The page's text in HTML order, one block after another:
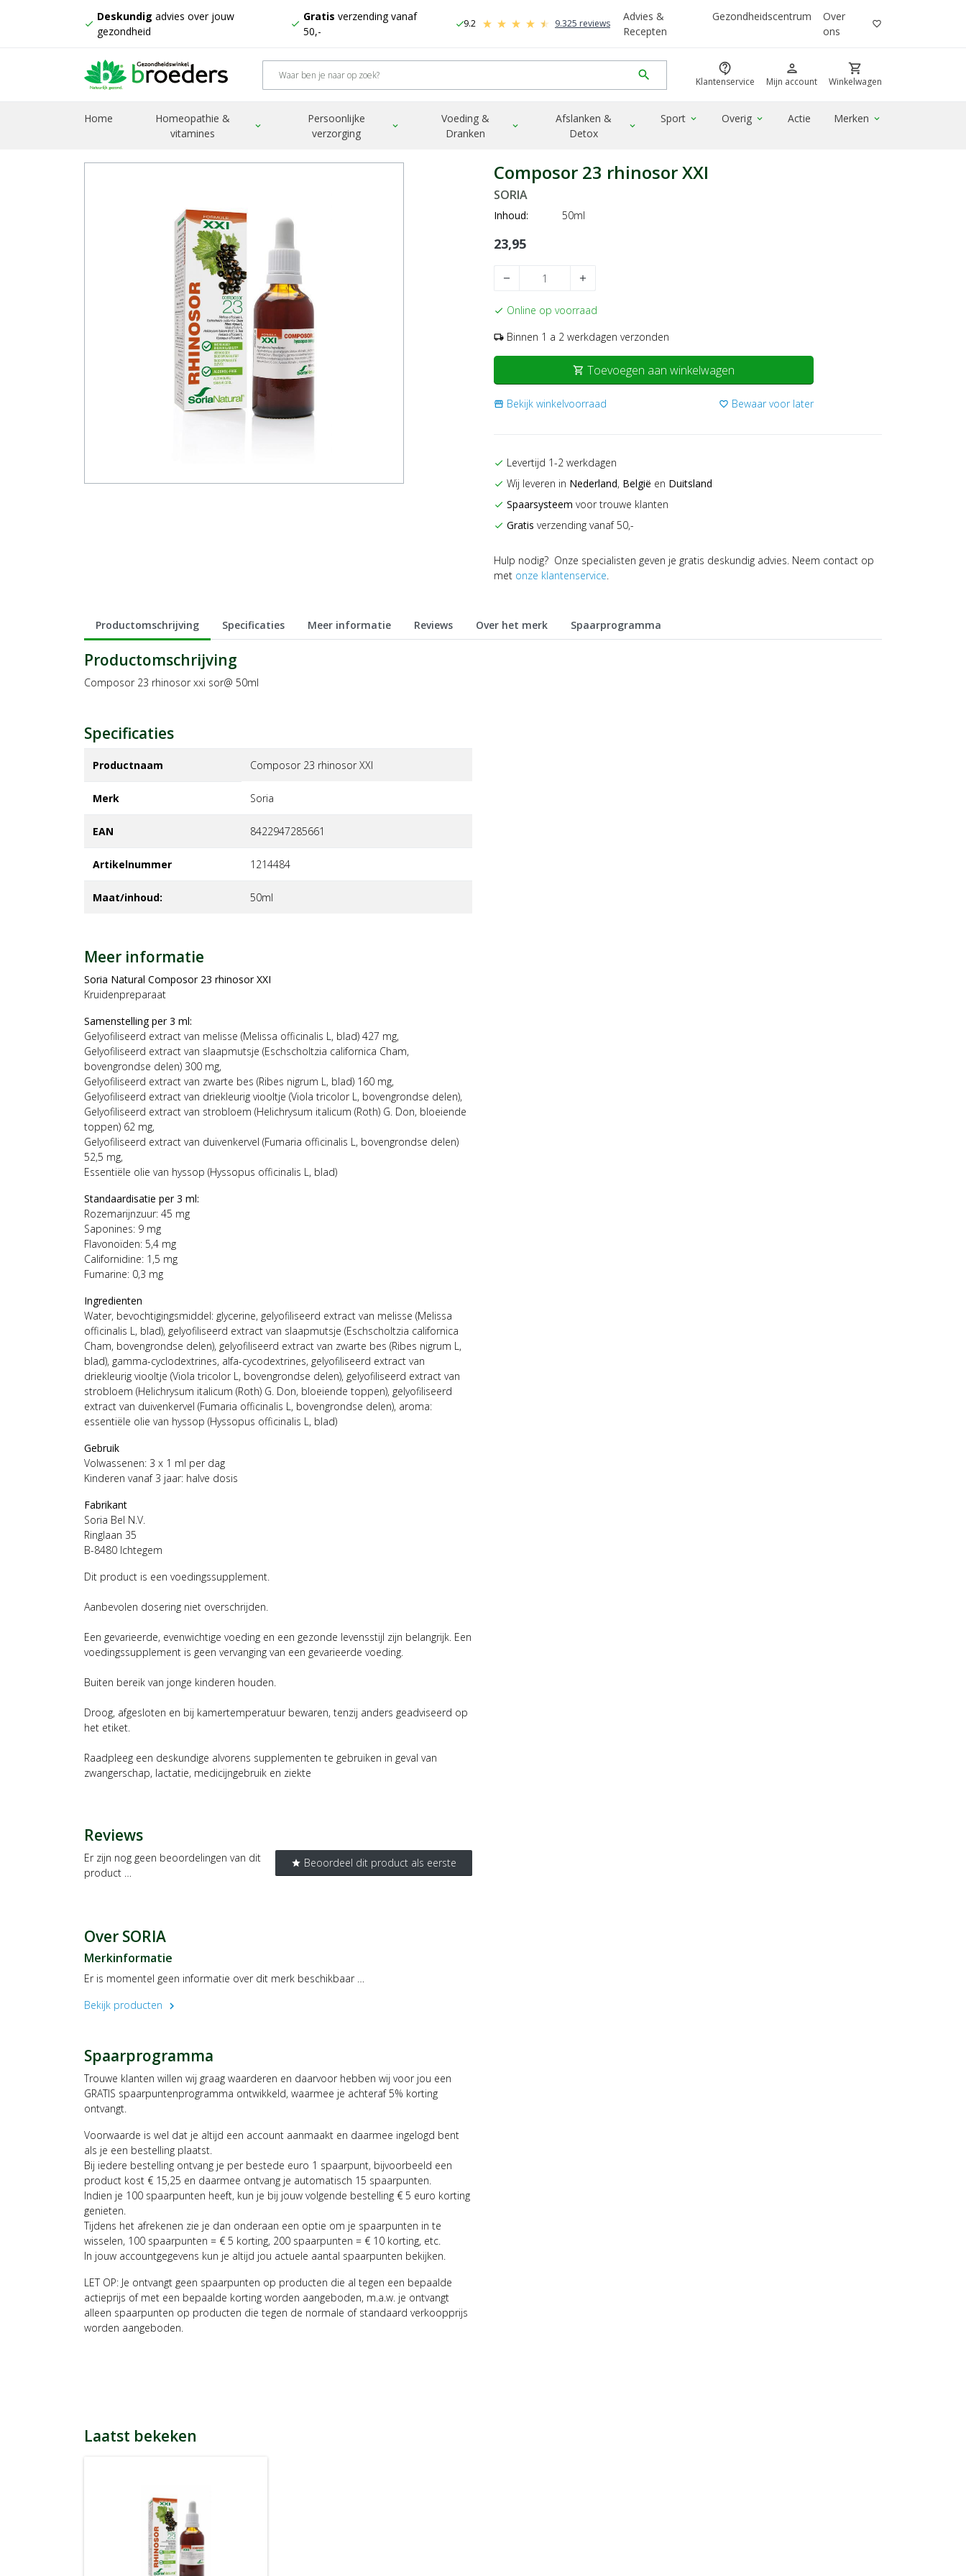
check
Deskundig advies over jouw
gezondheid
check
Gratis verzending vanaf
50,-
check9.2 9.325 reviews
Advies &
Recepten
Gezondheidscentrum
Over
ons
favorite_border
search contact_support
Klantenservice
person
Mijn account
shopping_cart
Winkelwagen
Home
Homeopathie &
vitamines
expand_more
Persoonlijke
verzorging
expand_more
Voeding &
Dranken
expand_more
Afslanken &
Detox
expand_more
Sport expand_more Overig expand_more Actie Merken expand_more
Home Producten Composor 23 rhinosor XXI
Composor 23 rhinosor XXI
SORIA
Inhoud: 50ml
23,95
remove add
check Online op voorraad
local_shipping Binnen 1 a 2 werkdagen verzonden
shopping_cart Toevoegen aan winkelwagen
storefront Bekijk winkelvoorraad favorite_border Bewaar voor later
check Levertijd 1-2 werkdagen
check Wij leveren in Nederland, België en Duitsland
check Spaarsysteem voor trouwe klanten
check Gratis verzending vanaf 50,-
Hulp nodig? Onze specialisten geven je gratis deskundig advies. Neem contact op
met onze klantenservice.
Productomschrijving Specificaties Meer informatie Reviews Over het merk Spaarprogramma
Productomschrijving
Composor 23 rhinosor xxi sor@ 50ml
Specificaties
Productnaam Composor 23 rhinosor XXI
Merk soria
EAN 8422947285661
Artikelnummer 1214484
Maat/inhoud: 50ml
Meer informatie
Soria Natural Composor 23 rhinosor XXI
Kruidenpreparaat
Samenstelling per 3 ml:
Gelyofiliseerd extract van melisse (Melissa officinalis L, blad) 427 mg,
Gelyofiliseerd extract van slaapmutsje (Eschscholtzia californica Cham,
bovengrondse delen) 300 mg,
Gelyofiliseerd extract van zwarte bes (Ribes nigrum L, blad) 160 mg,
Gelyofiliseerd extract van driekleurig viooltje (Viola tricolor L, bovengrondse delen),
Gelyofiliseerd extract van strobloem (Helichrysum italicum (Roth) G. Don, bloeiende
toppen) 62 mg,
Gelyofiliseerd extract van duivenkervel (Fumaria officinalis L, bovengrondse delen)
52,5 mg,
Essentiële olie van hyssop (Hyssopus officinalis L, blad)
Standaardisatie per 3 ml:
Rozemarijnzuur: 45 mg
Saponines: 9 mg
Flavonoïden: 5,4 mg
Californidine: 1,5 mg
Fumarine: 0,3 mg
Ingredienten
Water, bevochtigingsmiddel: glycerine, gelyofiliseerd extract van melisse (Melissa
officinalis L, blad), gelyofiliseerd extract van slaapmutsje (Eschscholtzia californica
Cham, bovengrondse delen), gelyofiliseerd extract van zwarte bes (Ribes nigrum L,
blad), gamma-cyclodextrines, alfa-cycodextrines, gelyofiliseerd extract van
driekleurig viooltje (Viola tricolor L, bovengrondse delen), gelyofiliseerd extract van
strobloem (Helichrysum italicum (Roth) G. Don, bloeiende toppen), gelyofiliseerd
extract van duivenkervel (Fumaria officinalis L, bovengrondse delen), aroma:
essentiële olie van hyssop (Hyssopus officinalis L, blad)
Gebruik
Volwassenen: 3 x 1 ml per dag
Kinderen vanaf 3 jaar: halve dosis
Fabrikant
Soria Bel N.V.
Ringlaan 35
B-8480 Ichtegem
Dit product is een voedingssupplement.
Aanbevolen dosering niet overschrijden.
Een gevarieerde, evenwichtige voeding en een gezonde levensstijl zijn belangrijk. Een
voedingssupplement is geen vervanging van een gevarieerde voeding.
Buiten bereik van jonge kinderen houden.
Droog, afgesloten en bij kamertemperatuur bewaren, tenzij anders geadviseerd op
het etiket.
Raadpleeg een deskundige alvorens supplementen te gebruiken in geval van
zwangerschap, lactatie, medicijngebruik en ziekte
Reviews
star Beoordeel dit product als eerste
Er zijn nog geen beoordelingen van dit
product …
Over SORIA
Merkinformatie
Er is momentel geen informatie over dit merk beschikbaar …
Bekijk producten
chevron_right
Spaarprogramma
Trouwe klanten willen wij graag waarderen en daarvoor hebben wij voor jou een
GRATIS spaarpuntenprogramma ontwikkeld, waarmee je achteraf 5% korting
ontvangt.
Voorwaarde is wel dat je altijd een account aanmaakt en daarmee ingelogd bent
als je een bestelling plaatst.
Bij iedere bestelling ontvang je per bestede euro 1 spaarpunt, bijvoorbeeld een
product kost € 15,25 en daarmee ontvang je automatisch 15 spaarpunten.
Indien je 100 spaarpunten heeft, kun je bij jouw volgende bestelling € 5 euro korting
genieten.
Tijdens het afrekenen zie je dan onderaan een optie om je spaarpunten in te
wisselen, 100 spaarpunten = € 5 korting, 200 spaarpunten = € 10 korting, etc.
In jouw accountgegevens kun je altijd jou actuele aantal spaarpunten bekijken.
LET OP: Je ontvangt geen spaarpunten op producten die al tegen een bepaalde
actieprijs of met een bepaalde korting worden aangeboden, m.a.w. je ontvangt
alleen spaarpunten op producten die tegen de normale of standaard verkoopprijs
worden aangeboden.
Laatst bekeken